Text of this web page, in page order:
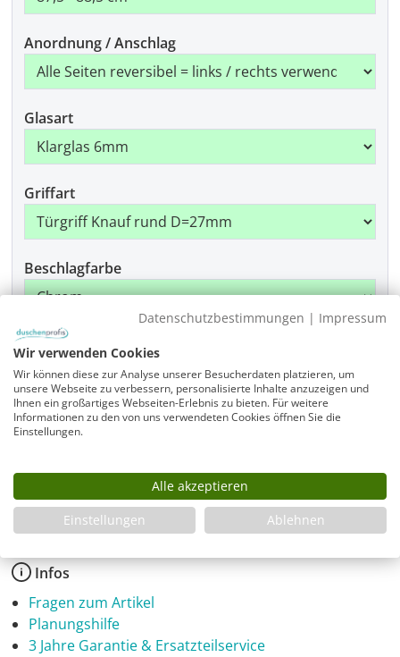
Anordnung / Anschlag
Glasart
Griffart
Beschlagfarbe
Montage
Produkt Anzahl: Gib den gewünschten
A1V8090-1950-775-x-875-x-x-x-ALR-EK6-GR-x-CR
Infos
Fragen zum Artikel
Planungshilfe
3 Jahre Garantie & Ersatzteilservice
Datenschutzbestimmungen | Impressum
Wir verwenden Cookies
Wir können diese zur Analyse unserer Besucherdaten platzieren, um
unsere Webseite zu verbessern, personalisierte Inhalte anzuzeigen und
Ihnen ein großartiges Webseiten-Erlebnis zu bieten. Für weitere
Informationen zu den von uns verwendeten Cookies öffnen Sie die
Einstellungen.
Alle akzeptieren
Einstellungen
Ablehnen